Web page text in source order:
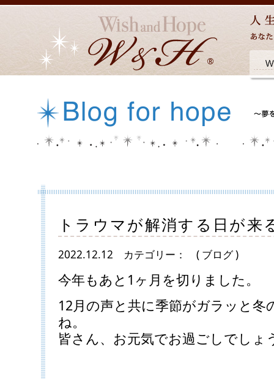
トラウマが解消する日が
2022.12.12 カテゴリー： ( ブログ )
今年もあと1ヶ月を切りました。
12月の声と共に季節がガラッと冬
ね。
皆さん、お元気でお過ごしでしょ